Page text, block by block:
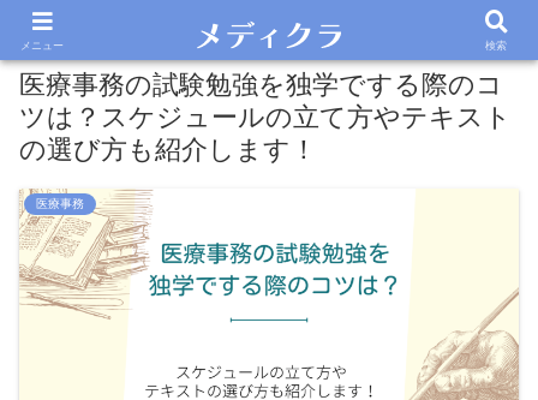
医療事務の試験勉強を独学でする際のコ
ツは？スケジュールの立て方やテキスト
の選び方も紹介します！
医療事務
メニュー 検索